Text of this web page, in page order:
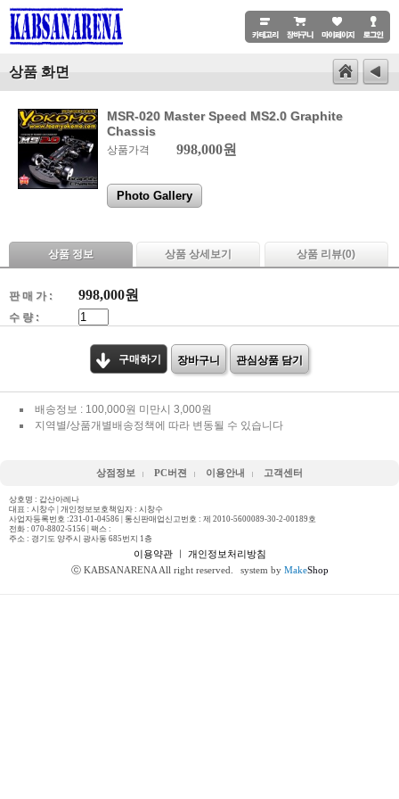
상품 화면
MSR-020 Master Speed ​​MS2.0 Graphite
Chassis
상품가격 998,000원
Photo Gallery
상품 정보 상품 상세보기 상품 리뷰(0)
판 매 가 : 998,000원
수 량 :
구매하기 장바구니 관심상품 담기
배송정보 : 100,000원 미만시 3,000원
지역별/상품개별배송정책에 따라 변동될 수 있습니다
상점정보 PC버젼 이용안내 고객센터
상호명 : 갑산아레나
대표 : 시창수 | 개인정보보호책임자 : 시창수
사업자등록번호 :231-01-04586 | 통신판매업신고번호 : 제 2010-5600089-30-2-00189호
전화 : 070-8802-5156 | 팩스 :
주소 : 경기도 양주시 광사동 685번지 1층
이용약관ㅣ 개인정보처리방침
ⓒ KABSANARENA All right reserved.
system by MakeShop